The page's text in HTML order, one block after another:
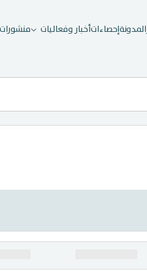
المدونةإحصاءاتأخبار وفعاليات منشورات